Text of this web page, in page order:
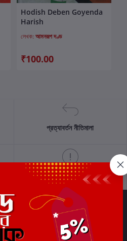
কার্টে যোগ করুন
Hodish Deben Goyenda
Harish
লেখক: আমনরূপ দণ্ড
₹100.00
প্রত্যাবর্তন নীতিমালা
গোপনীয়তা নীতি